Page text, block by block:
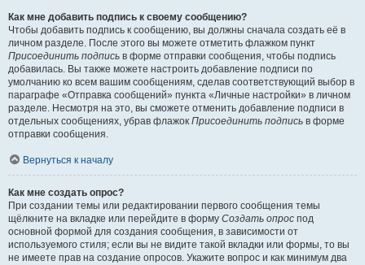
Как мне добавить подпись к своему сообщению?
Чтобы добавить подпись к сообщению, вы должны сначала создать её в
личном разделе. После этого вы можете отметить флажком пункт
Присоединить подпись в форме отправки сообщения, чтобы подпись
добавилась. Вы также можете настроить добавление подписи по
умолчанию ко всем вашим сообщениям, сделав соответствующий выбор в
параграфе «Отправка сообщений» пункта «Личные настройки» в личном
разделе. Несмотря на это, вы сможете отменить добавление подписи в
отдельных сообщениях, убрав флажок Присоединить подпись в форме
отправки сообщения.
Вернуться к началу
Как мне создать опрос?
При создании темы или редактировании первого сообщения темы
щёлкните на вкладке или перейдите в форму Создать опрос под
основной формой для создания сообщения, в зависимости от
используемого стиля; если вы не видите такой вкладки или формы, то вы
не имеете прав на создание опросов. Укажите вопрос и как минимум два